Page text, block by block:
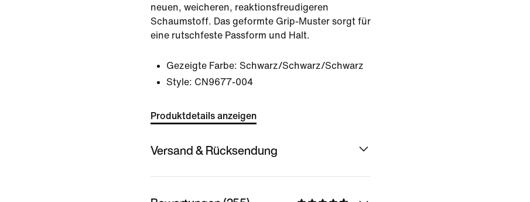
neuen, weicheren, reaktionsfreudigeren
Schaumstoff. Das geformte Grip-Muster sorgt für
eine rutschfeste Passform und Halt.
Gezeigte Farbe: Schwarz/Schwarz/Schwarz
Style: CN9677-004
Produktdetails anzeigen
Versand & Rücksendung